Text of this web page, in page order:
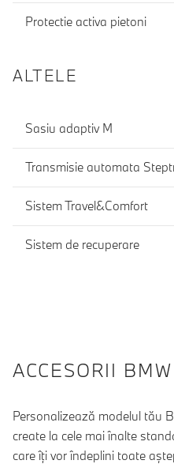
Protectie activa pietoni
ALTELE
Sasiu adaptiv M
Transmisie automata
Sistem Travel&Comfort
Sistem de recuperare
ACCESORII
Personalizează modelul tău
create la cele mai înalte
care îţi vor îndeplini toate